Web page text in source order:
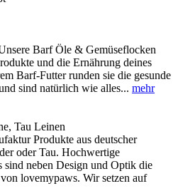
Barf Öle & Gemüseflocken
und die Ernährung deines
Barf-Futter runden sie die gesunde
sind natürlich wie alles... mehr
Tau Leinen
Produkte aus deutscher
oder Tau. Hochwertige
sind neben Design und Optik die
lovemypaws. Wir setzen auf